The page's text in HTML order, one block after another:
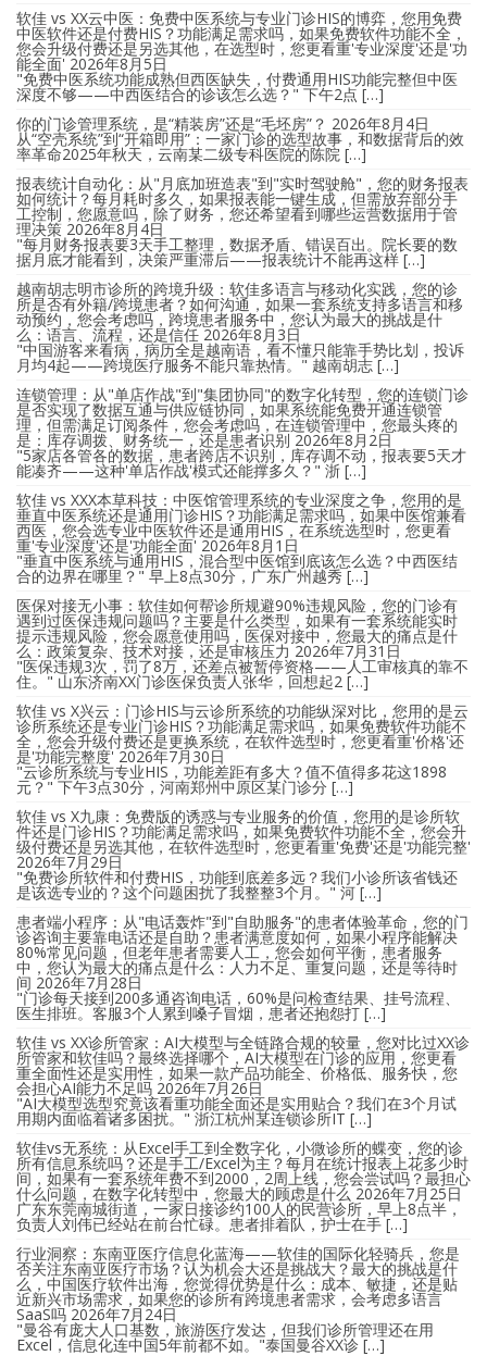
软佳 vs XX云中医：免费中医系统与专业门诊HIS的博弈，您用免费
中医软件还是付费HIS？功能满足需求吗，如果免费软件功能不全，
您会升级付费还是另选其他，在选型时，您更看重'专业深度'还是'功
能全面' 2026年8月5日
"免费中医系统功能成熟但西医缺失，付费通用HIS功能完整但中医
深度不够——中西医结合的诊该怎么选？" 下午2点 […]
你的门诊管理系统，是“精装房”还是“毛坯房”？ 2026年8月4日
从“空壳系统”到“开箱即用”：一家门诊的选型故事，和数据背后的效
率革命2025年秋天，云南某二级专科医院的陈院 […]
报表统计自动化：从"月底加班造表"到"实时驾驶舱"，您的财务报表
如何统计？每月耗时多久，如果报表能一键生成，但需放弃部分手
工控制，您愿意吗，除了财务，您还希望看到哪些运营数据用于管
理决策 2026年8月4日
"每月财务报表要3天手工整理，数据矛盾、错误百出。院长要的数
据月底才能看到，决策严重滞后——报表统计不能再这样 […]
越南胡志明市诊所的跨境升级：软佳多语言与移动化实践，您的诊
所是否有外籍/跨境患者？如何沟通，如果一套系统支持多语言和移
动预约，您会考虑吗，跨境患者服务中，您认为最大的挑战是什
么：语言、流程，还是信任 2026年8月3日
"中国游客来看病，病历全是越南语，看不懂只能靠手势比划，投诉
月均4起——跨境医疗服务不能只靠热情。" 越南胡志 […]
连锁管理：从"单店作战"到"集团协同"的数字化转型，您的连锁门诊
是否实现了数据互通与供应链协同，如果系统能免费开通连锁管
理，但需满足订阅条件，您会考虑吗，在连锁管理中，您最头疼的
是：库存调拨、财务统一，还是患者识别 2026年8月2日
"5家店各管各的数据，患者跨店不识别，库存调不动，报表要5天才
能凑齐——这种'单店作战'模式还能撑多久？" 浙 […]
软佳 vs XXX本草科技：中医馆管理系统的专业深度之争，您用的是
垂直中医系统还是通用门诊HIS？功能满足需求吗，如果中医馆兼看
西医，您会选专业中医软件还是通用HIS，在系统选型时，您更看
重'专业深度'还是'功能全面' 2026年8月1日
"垂直中医系统与通用HIS，混合型中医馆到底该怎么选？中西医结
合的边界在哪里？" 早上8点30分，广东广州越秀 […]
医保对接无小事：软佳如何帮诊所规避90%违规风险，您的门诊有
遇到过医保违规问题吗？主要是什么类型，如果有一套系统能实时
提示违规风险，您会愿意使用吗，医保对接中，您最大的痛点是什
么：政策复杂、技术对接，还是审核压力 2026年7月31日
"医保违规3次，罚了8万，还差点被暂停资格——人工审核真的靠不
住。" 山东济南XX门诊医保负责人张华，回想起2 […]
软佳 vs X兴云：门诊HIS与云诊所系统的功能纵深对比，您用的是云
诊所系统还是专业门诊HIS？功能满足需求吗，如果免费软件功能不
全，您会升级付费还是更换系统，在软件选型时，您更看重'价格'还
是'功能完整度' 2026年7月30日
"云诊所系统与专业HIS，功能差距有多大？值不值得多花这1898
元？" 下午3点30分，河南郑州中原区某门诊分 […]
软佳 vs X九康：免费版的诱惑与专业服务的价值，您用的是诊所软
件还是门诊HIS？功能满足需求吗，如果免费软件功能不全，您会升
级付费还是另选其他，在软件选型时，您更看重'免费'还是'功能完整'
2026年7月29日
"免费诊所软件和付费HIS，功能到底差多远？我们小诊所该省钱还
是该选专业的？这个问题困扰了我整整3个月。" 河 […]
患者端小程序：从"电话轰炸"到"自助服务"的患者体验革命，您的门
诊咨询主要靠电话还是自助？患者满意度如何，如果小程序能解决
80%常见问题，但老年患者需要人工，您会如何平衡，患者服务
中，您认为最大的痛点是什么：人力不足、重复问题，还是等待时
间 2026年7月28日
"门诊每天接到200多通咨询电话，60%是问检查结果、挂号流程、
医生排班。客服3个人累到嗓子冒烟，患者还抱怨打 […]
软佳 vs XX诊所管家：AI大模型与全链路合规的较量，您对比过XX诊
所管家和软佳吗？最终选择哪个，AI大模型在门诊的应用，您更看
重全面性还是实用性，如果一款产品功能全、价格低、服务快，您
会担心AI能力不足吗 2026年7月26日
"AI大模型选型究竟该看重功能全面还是实用贴合？我们在3个月试
用期内面临着诸多困扰。" 浙江杭州某连锁诊所IT […]
软佳vs无系统：从Excel手工到全数字化，小微诊所的蝶变，您的诊
所有信息系统吗？还是手工/Excel为主？每月在统计报表上花多少时
间，如果有一套系统年费不到2000，2周上线，您会尝试吗？最担心
什么问题，在数字化转型中，您最大的顾虑是什么 2026年7月25日
广东东莞南城街道，一家日接诊约100人的民营诊所，早上8点半，
负责人刘伟已经站在前台忙碌。患者排着队，护士在手 […]
行业洞察：东南亚医疗信息化蓝海——软佳的国际化轻骑兵，您是
否关注东南亚医疗市场？认为机会大还是挑战大？最大的挑战是什
么，中国医疗软件出海，您觉得优势是什么：成本、敏捷，还是贴
近新兴市场需求，如果您的诊所有跨境患者需求，会考虑多语言
SaaS吗 2026年7月24日
"曼谷有庞大人口基数，旅游医疗发达，但我们诊所管理还在用
Excel，信息化连中国5年前都不如。"泰国曼谷XX诊 […]